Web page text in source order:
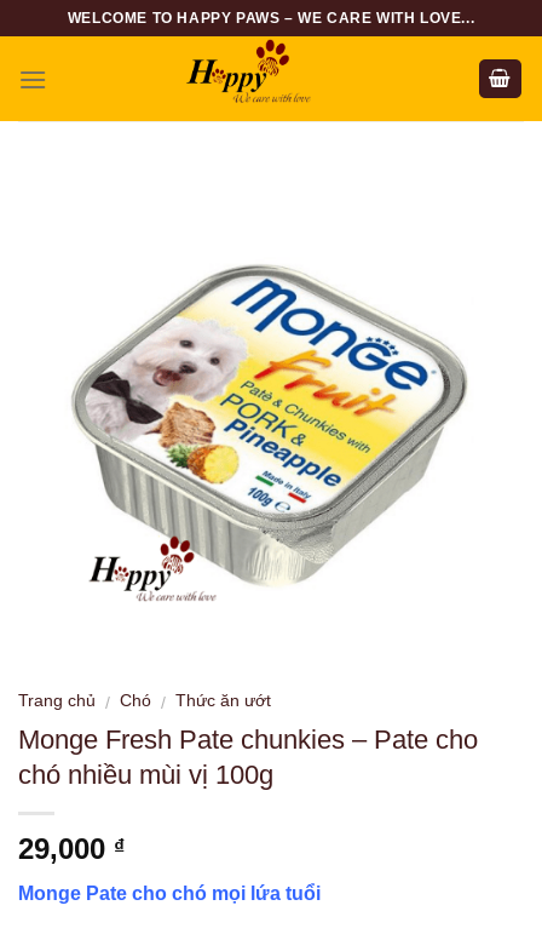
content
WELCOME TO HAPPY PAWS – WE CARE WITH LOVE...
Trang chủ / Chó / Thức ăn ướt
Monge Fresh Pate chunkies – Pate cho
chó nhiều mùi vị 100g
29,000 ₫
Monge Pate cho chó mọi lứa tuổi